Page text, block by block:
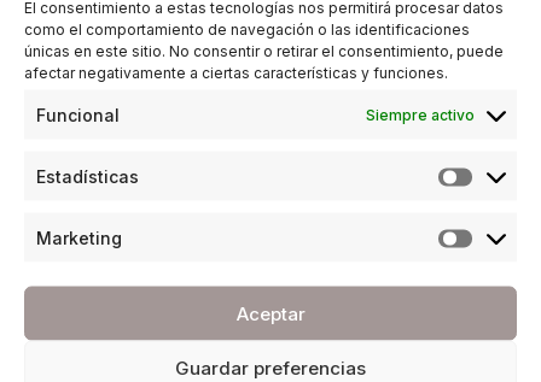
El consentimiento a estas tecnologías nos permitirá procesar datos
como el comportamiento de navegación o las identificaciones
únicas en este sitio. No consentir o retirar el consentimiento, puede
afectar negativamente a ciertas características y funciones.
Funcional Siempre activo
Estadísticas
Marketing
Aceptar
Guardar preferencias
ESTILO DE VIDA
examen
28/01/2020
3 MINUTOS DE LECTURA